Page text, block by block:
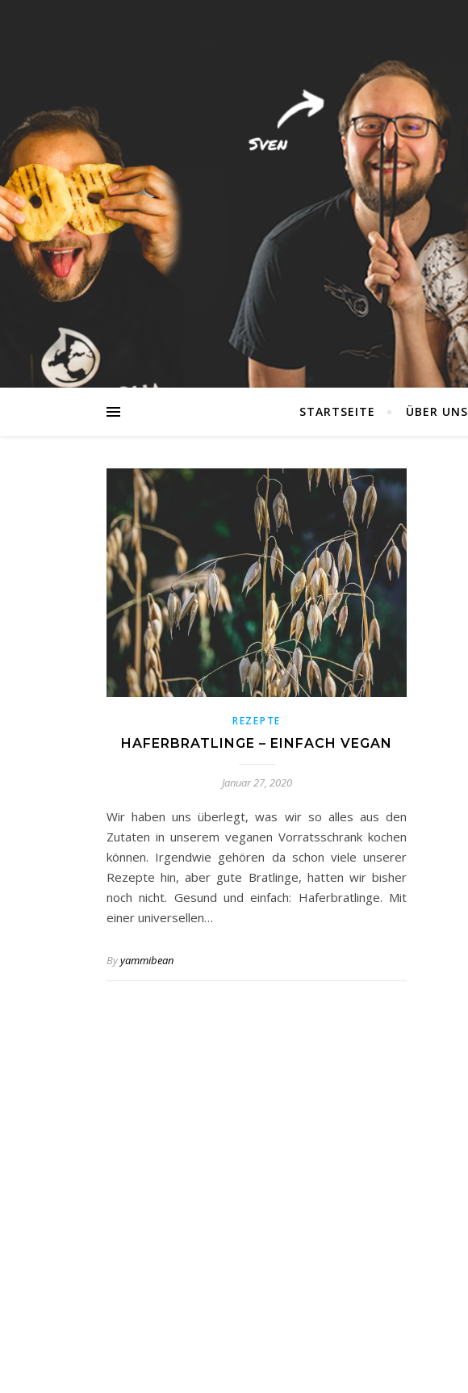
STARTSEITE ÜBER UNS
REZEPTE
HAFERBRATLINGE – EINFACH VEGAN
Januar 27, 2020
Wir haben uns überlegt, was wir so alles aus den
Zutaten in unserem veganen Vorratsschrank kochen
können. Irgendwie gehören da schon viele unserer
Rezepte hin, aber gute Bratlinge, hatten wir bisher
noch nicht. Gesund und einfach: Haferbratlinge. Mit
einer universellen…
Byyammibean